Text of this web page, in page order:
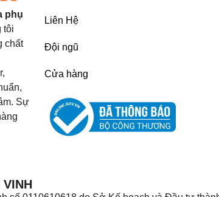
phụ
tôi
chất
Sự
Liên Hệ
Đội ngũ
Cửa hàng
VINH